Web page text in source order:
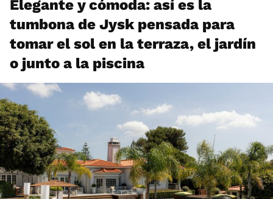
Elegante y cómoda: así es la
tumbona de Jysk pensada para
tomar el sol en la terraza, el jardín
o junto a la piscina